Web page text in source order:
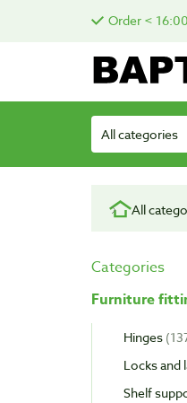
Order <
All categories
All
Categories
Furniture
Hinges
Locks and
Shelf